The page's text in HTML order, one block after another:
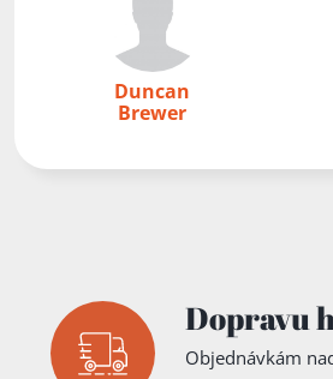
Duncan
Brewer
Dopravu
Objednávkám